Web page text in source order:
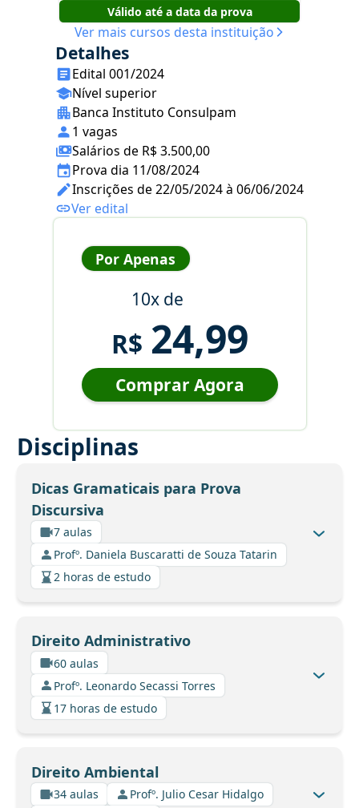
Válido até a data da prova
Ver mais cursos desta instituição
Detalhes
Edital 001/2024
Nível superior
Banca Instituto Consulpam
1 vagas
Salários de R$ 3.500,00
Prova dia 11/08/2024
Inscrições de 22/05/2024 à 06/06/2024
Ver edital
Por Apenas
10x de
R$ 24,99
Comprar Agora
Disciplinas
Dicas Gramaticais para Prova
Discursiva
7 aulas
Profº. Daniela Buscaratti de Souza Tatarin
2 horas de estudo
Direito Administrativo
60 aulas
Profº. Leonardo Secassi Torres
17 horas de estudo
Direito Ambiental
34 aulas
Profº. Julio Cesar Hidalgo